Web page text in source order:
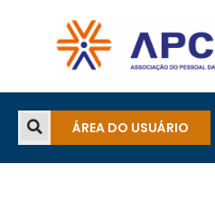
ÁREA DO USUÁRIO